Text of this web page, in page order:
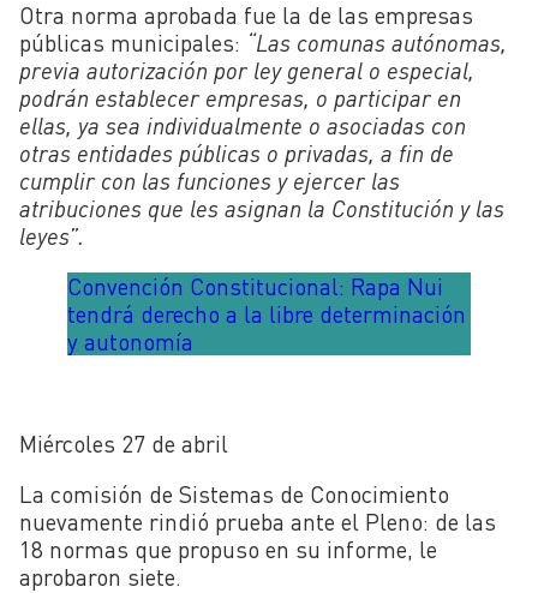
Otra norma aprobada fue la de las empresas
públicas municipales: “Las comunas autónomas,
previa autorización por ley general o especial,
podrán establecer empresas, o participar en
ellas, ya sea individualmente o asociadas con
otras entidades públicas o privadas, a fin de
cumplir con las funciones y ejercer las
atribuciones que les asignan la Constitución y las
leyes”.
Convención Constitucional: Rapa Nui
tendrá derecho a la libre determinación
y autonomía
Miércoles 27 de abril
La comisión de Sistemas de Conocimiento
nuevamente rindió prueba ante el Pleno: de las
18 normas que propuso en su informe, le
aprobaron siete.